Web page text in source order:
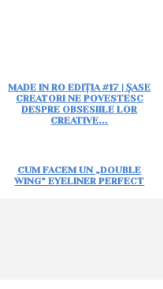
MADE IN RO EDIȚIA #17 | ȘASE
CREATORI NE POVESTESC
DESPRE OBSESIILE LOR
CREATIVE...
CUM FACEM UN „DOUBLE
WING” EYELINER PERFECT